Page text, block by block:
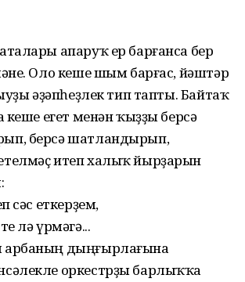
апаруҡ ер барғанса бер
Оло кеше шым барғас, йәштәр
әҙәпһеҙлек тип тапты. Байтаҡ
кеше егет менән ҡыҙҙы берсә
берсә шатландырып,
итеп халыҡ йырҙарын
сәс еткерҙем,
лә үрмәгә...
дыңғырлағына
оркестрҙы барлыҡҡа